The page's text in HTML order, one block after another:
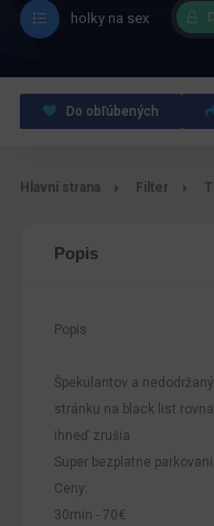
holky na sex
Do obľúbených
Hlavní strana Filter
Popis
Popis
Špekulantov a
stránku na black list
ihneď zrušia
Super bezplatne
Ceny:
30min - 70€